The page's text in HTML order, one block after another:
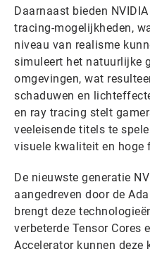
Daarnaast bieden
tracing-mogelijkheden,
niveau van realisme
simuleert het natuurlijke
omgevingen, wat
schaduwen en
en ray tracing stelt
veeleisende titels te
visuele kwaliteit en hoge
De nieuwste generatie
aangedreven door de
brengt deze
verbeterde Tensor Cores
Accelerator kunnen deze